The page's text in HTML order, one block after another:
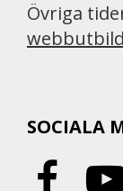
Övriga
SOCIALA